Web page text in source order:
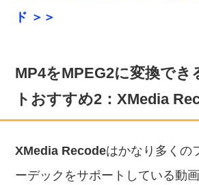
ド ＞＞
MP4をMPEG2に変換でき
トおすすめ2：XMedia
XMedia Recodeはかなり多くの
ーデックをサポートしている動